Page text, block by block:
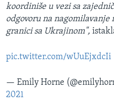
koordiniše u vezi sa
odgovoru na nagomilavanje
granici sa Ukrajinom",
pic.twitter.com/wUuEjxdcIi
— Emily Horne
2021